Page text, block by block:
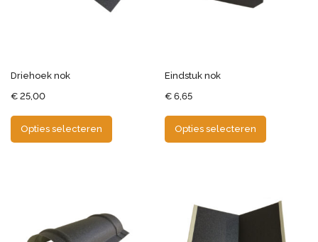
Driehoek nok
€ 25,00
Opties selecteren
Eindstuk nok
€ 6,65
Opties selecteren